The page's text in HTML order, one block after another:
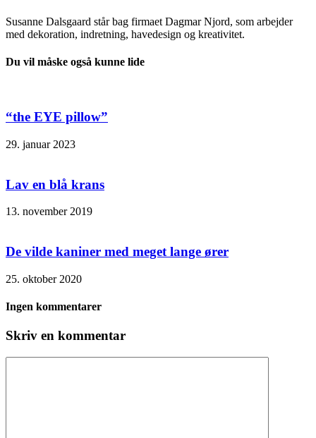
Susanne Dalsgaard står bag firmaet Dagmar Njord, som arbejder
med dekoration, indretning, havedesign og kreativitet.
Du vil måske også kunne lide
“the EYE pillow”
29. januar 2023
Lav en blå krans
13. november 2019
De vilde kaniner med meget lange ører
25. oktober 2020
Ingen kommentarer
Skriv en kommentar